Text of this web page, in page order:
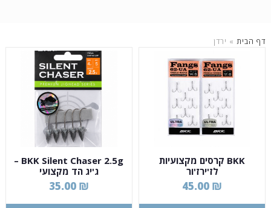
דף הבית» ירדן
BKK קרסים מקצועיות
לז'ירז'ור
45.00 ₪
BKK Silent Chaser 2.5g –
ג'יג הד מקצועי
35.00 ₪